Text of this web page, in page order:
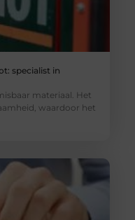
specialist in
materiaal. Het
waardoor het